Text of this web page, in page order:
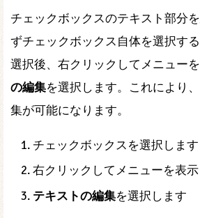
チェックボックスのテキスト部分
ずチェックボックス自体を選択する
選択後、右クリックしてメニューを
の編集を選択します。これにより
集が可能になります。
チェックボックスを選択します
右クリックしてメニューを表
テキストの編集を選択します